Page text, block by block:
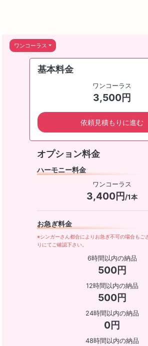
ワンコーラス
基本料金
ワンコーラス
3,500円
依頼見積もりに進む
オプション料金
ハーモニー料金
ワンコーラス
3,400円/1本
お急ぎ料金
※シンガーさん都合によりお急ぎ不可の場合もご
りにてご確認下さい。
6時間以内の納品
500円
12時間以内の納品
500円
24時間以内の納品
0円
48時間以内の納品